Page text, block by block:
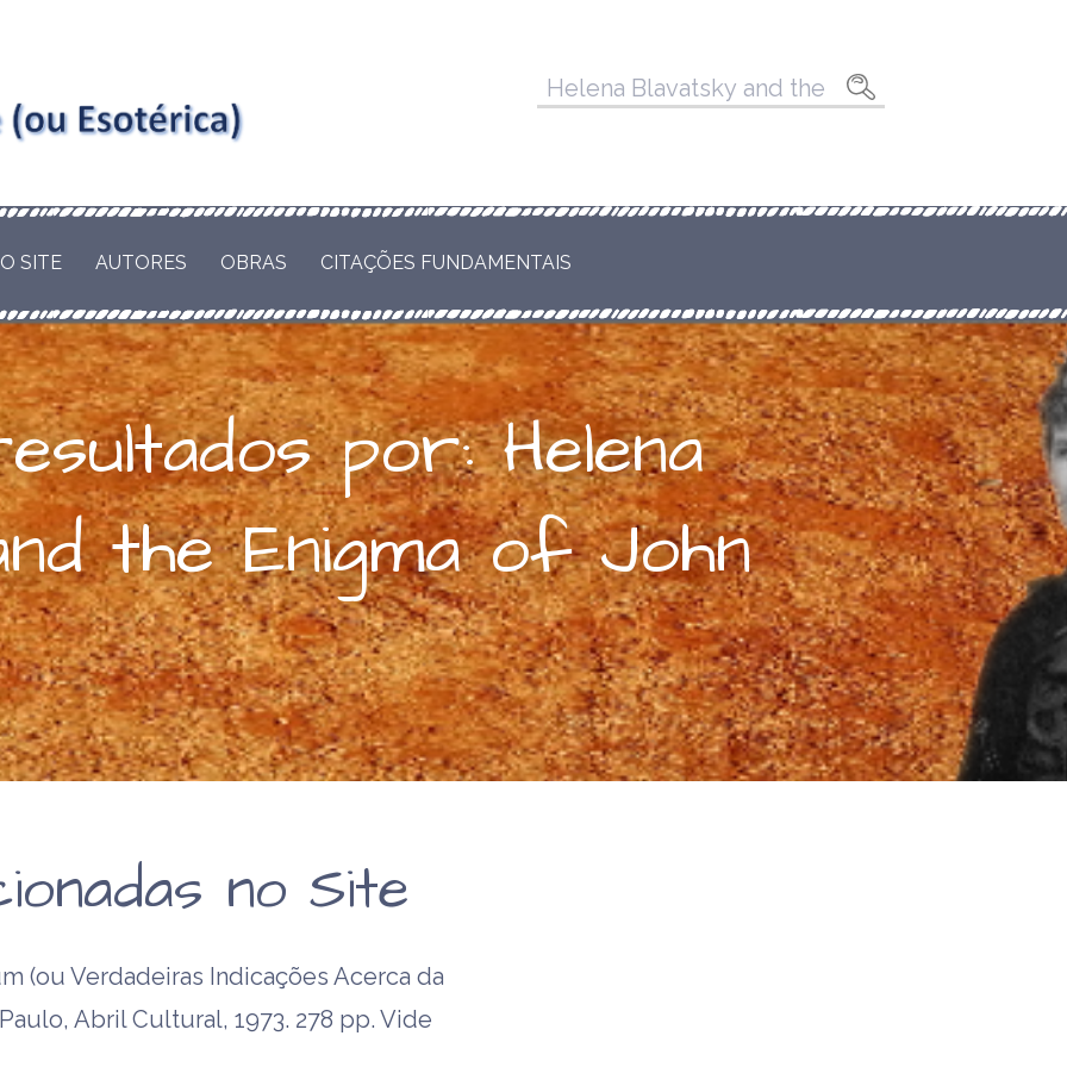
-
ou
A REALIZAÇÃO
E LUGARES.
Pesquisar
SITE AUTORES OBRAS CITAÇÕES FUNDAMENTAIS
por: Helena
the Enigma of John
no Site
(ou Verdadeiras Indicações Acerca da
Abril Cultural, 1973. 278 pp. Vide